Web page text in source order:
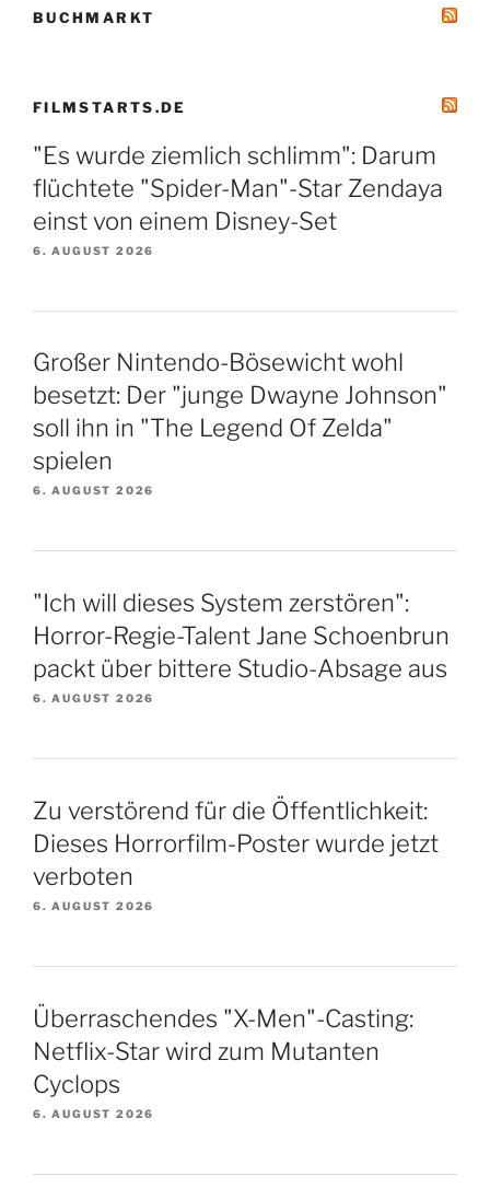
BUCHMARKT
FILMSTARTS.DE
"Es wurde ziemlich schlimm": Darum
flüchtete "Spider-Man"-Star Zendaya
einst von einem Disney-Set
6. AUGUST 2026
Großer Nintendo-Bösewicht wohl
besetzt: Der "junge Dwayne Johnson"
soll ihn in "The Legend Of Zelda"
spielen
6. AUGUST 2026
"Ich will dieses System zerstören":
Horror-Regie-Talent Jane Schoenbrun
packt über bittere Studio-Absage aus
6. AUGUST 2026
Zu verstörend für die Öffentlichkeit:
Dieses Horrorfilm-Poster wurde jetzt
verboten
6. AUGUST 2026
Überraschendes "X-Men"-Casting:
Netflix-Star wird zum Mutanten
Cyclops
6. AUGUST 2026